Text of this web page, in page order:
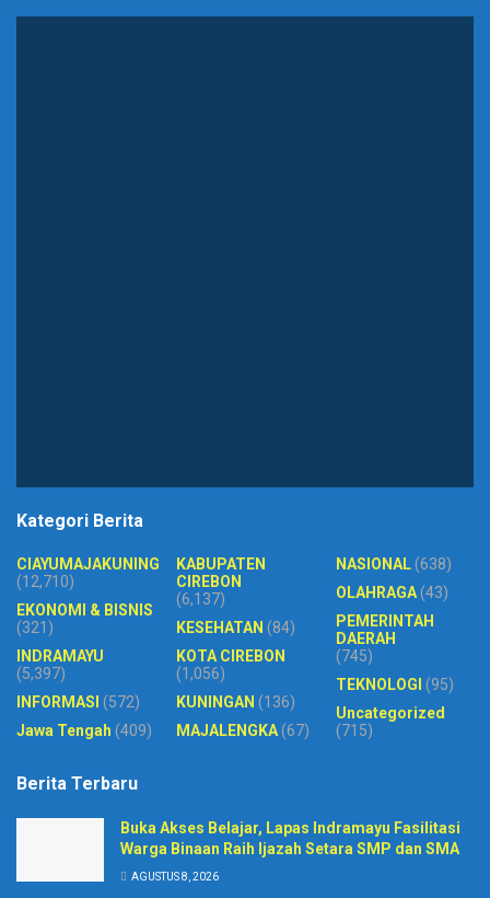
Kategori Berita
CIAYUMAJAKUNING
(12,710)
EKONOMI & BISNIS
(321)
INDRAMAYU
(5,397)
INFORMASI (572)
Jawa Tengah (409)
KABUPATEN
CIREBON
(6,137)
KESEHATAN (84)
KOTA CIREBON
(1,056)
KUNINGAN (136)
MAJALENGKA(67)
NASIONAL(638)
OLAHRAGA(43)
PEMERINTAH
DAERAH
(745)
TEKNOLOGI (95)
Uncategorized
(715)
Berita Terbaru
Buka Akses Belajar, Lapas Indramayu Fasilitasi
Warga Binaan Raih Ijazah Setara SMP dan SMA
AGUSTUS 8, 2026